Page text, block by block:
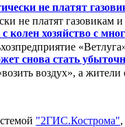
не платят
не платят
колен хозяйство с
снова стать
воздух», а
"2ГИС.Кострома"